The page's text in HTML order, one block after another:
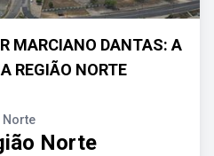
MARCIANO DANTAS: A
REGIÃO NORTE
Norte
Norte